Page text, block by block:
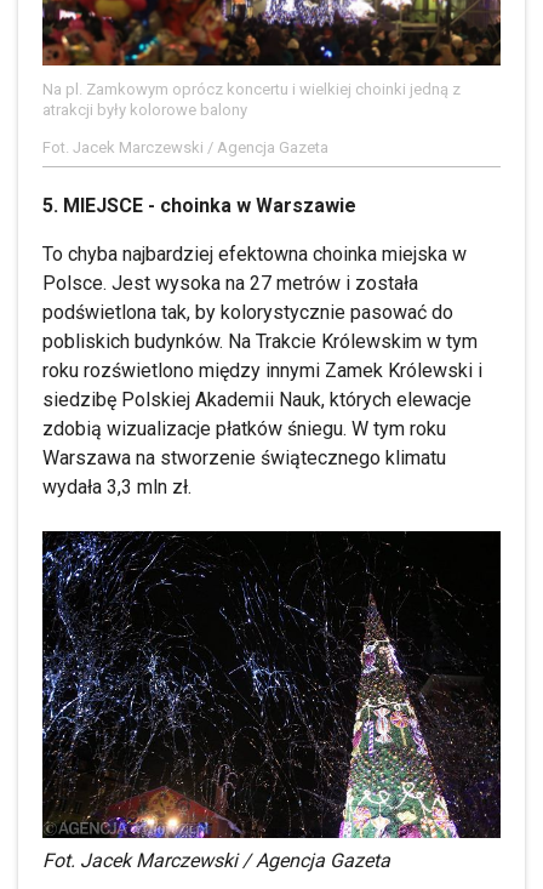
Na pl. Zamkowym oprócz koncertu i wielkiej choinki jedną z
atrakcji były kolorowe balony
Fot. Jacek Marczewski / Agencja Gazeta
5. MIEJSCE - choinka w Warszawie
To chyba najbardziej efektowna choinka miejska w
Polsce. Jest wysoka na 27 metrów i została
podświetlona tak, by kolorystycznie pasować do
pobliskich budynków. Na Trakcie Królewskim w tym
roku rozświetlono między innymi Zamek Królewski i
siedzibę Polskiej Akademii Nauk, których elewacje
zdobią wizualizacje płatków śniegu. W tym roku
Warszawa na stworzenie świątecznego klimatu
wydała 3,3 mln zł.
Fot. Jacek Marczewski / Agencja Gazeta